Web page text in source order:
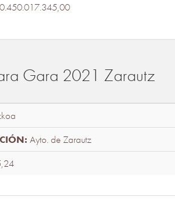
Gara 2021 Zarautz
Ayto. de Zarautz